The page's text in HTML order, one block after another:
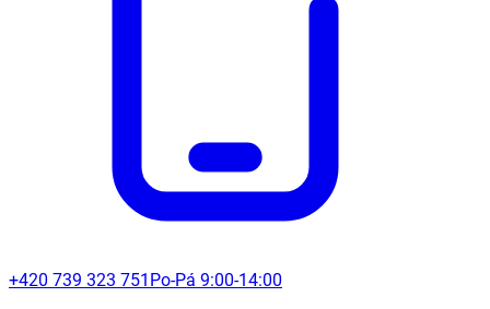
+420 739 323 751 Po-Pá 9:00-14:00